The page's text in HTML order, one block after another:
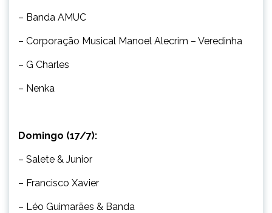
– Banda AMUC
– Corporação Musical Manoel Alecrim – Veredinha
– G Charles
– Nenka
Domingo (17/7):
– Salete & Junior
– Francisco Xavier
– Léo Guimarães & Banda